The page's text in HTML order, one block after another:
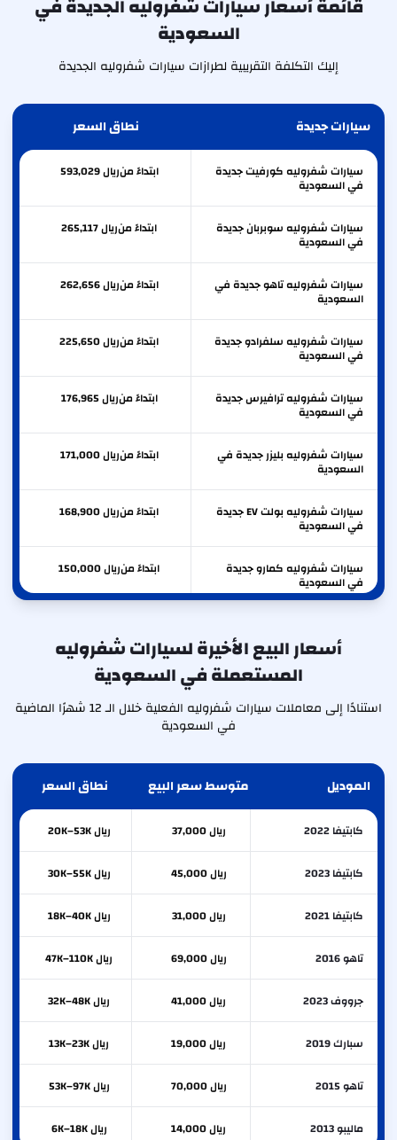
قائمة أسعار سيارات شفروليه الجديدة في
السعودية
إليك التكلفة التقريبية لطرازات سيارات شفروليه الجديدة
سيارات جديدة نطاق السعر
سيارات شفروليه كورفيت جديدة
في السعودية
ابتداءً من 593,029ريال
سيارات شفروليه سوبربان جديدة
في السعودية
ابتداءً من 265,117ريال
سيارات شفروليه تاهو جديدة في
السعودية
ابتداءً من 262,656ريال
سيارات شفروليه سلفرادو جديدة
في السعودية
ابتداءً من 225,650ريال
سيارات شفروليه ترافيرس جديدة
في السعودية
ابتداءً من 176,965ريال
سيارات شفروليه بليزر جديدة في
السعودية
ابتداءً من 171,000ريال
سيارات شفروليه بولت EV جديدة
في السعودية
ابتداءً من 168,900ريال
سيارات شفروليه كمارو جديدة
في السعودية
ابتداءً من 150,000ريال
في السعودية
سيارات شفروليه تريل بليزر جديدة ابتداءً من 80,600ريال
أسعار البيع الأخيرة لسيارات شفروليه
المستعملة في السعودية
استنادًا إلى معاملات سيارات شفروليه الفعلية خلال الـ 12 شهرًا الماضية
في السعودية
الموديل متوسط سعر البيع نطاق السعر
كابتيفا 2022 ريال 37,000 ريال 20K–53K
كابتيفا 2023 ريال 45,000 ريال 30K–55K
كابتيفا 2021 ريال 31,000 ريال 18K–40K
تاهو 2016 ريال 69,000 ريال 47K–110K
جرووف 2023 ريال 41,000 ريال 32K–48K
سبارك 2019 ريال 19,000 ريال 13K–23K
تاهو 2015 ريال 70,000 ريال 53K–97K
ماليبو 2013 ريال 14,000 ريال 6K–18K